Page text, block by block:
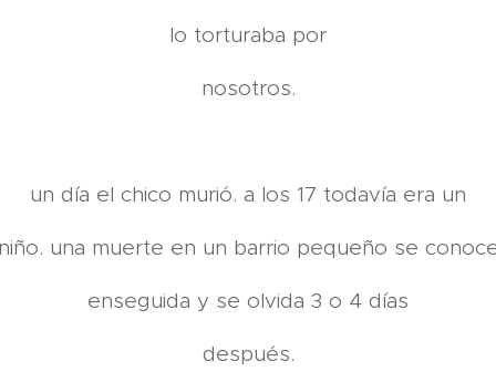
lo torturaba por
nosotros.
un día el chico murió. a los 17 todavía era un
una muerte en un barrio pequeño se
enseguida y se olvida 3 o 4 días
después.